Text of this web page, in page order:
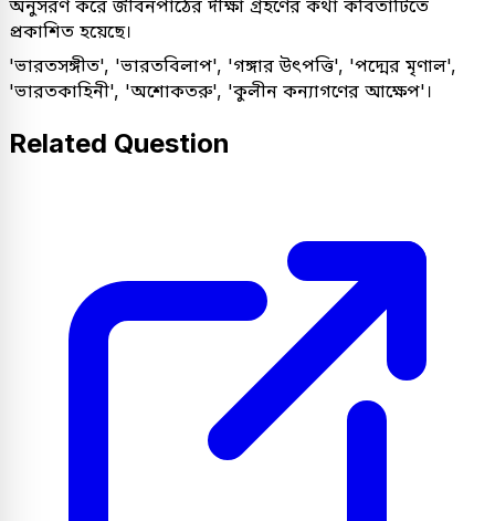
অনুসরণ করে জীবনপাঠের দীক্ষা গ্রহণের কথা কবিতাটিতে
প্রকাশিত হয়েছে।
'ভারতসঙ্গীত', 'ভারতবিলাপ', 'গঙ্গার উৎপত্তি', 'পদ্মের মৃণাল',
'ভারতকাহিনী', 'অশোকতরু', 'কুলীন কন্যাগণের আক্ষেপ'।
Related Question